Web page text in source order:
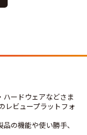
ハードウェアなどさま
レビュープラットフォ
の機能や使い勝手、